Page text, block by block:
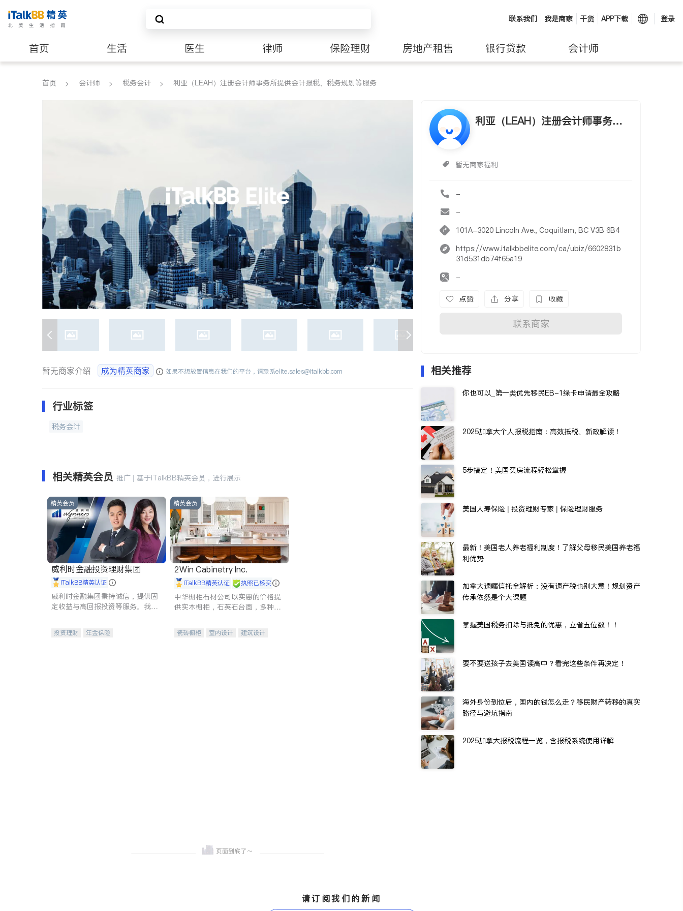
联系我们 我是商家 干货 APP下载 登录
首页 生活 医生 律师 保险理财 房地产租售 银行贷款 会计师
建筑装修
首页 会计师 税务会计 利亚（LEAH）注册会计师事务所提供会计报税、税务规划等服务
利亚（LEAH）注册会计师事务所
暂无商家福利
-
-
101A-3020 Lincoln Ave., Coquitlam, BC V3B 6B4
https://www.italkbbelite.com/ca/ubiz/6602831b
31d531db74f65a19
-
点赞 分享 收藏
联系商家
暂无商家介绍 成为精英商家 如果不想放置信息在我们的平台，请联系elite.sales@italkbb.com
行业标签
税务会计
相关精英会员 推广 | 基于iTalkBB精英会员，进行展示
精英会员
威利时金融投资理财集团
iTalkBB精英认证
威利时金融集团秉持诚信，提供固
定收益与高回报投资等服务。我们
元化组合，助力客户实现目标
投资理财
年金保险
精英会员
2Win Cabinetry Inc.
iTalkBB精英认证 执照已核实
中华橱柜石材公司以实惠的价格提
供实木橱柜，石英石台面，多种优
机。品质厨房，家的选择。
瓷砖橱柜 室内设计
建筑设计
相关推荐
你也可以_第一类优先移民EB-1绿卡申请最全攻略
2025加拿大个人报税指南：高效抵税、新政解读！
5步搞定！美国买房流程轻松掌握
美国人寿保险 | 投资理财专家 | 保险理财服务
最新！美国老人养老福利制度！了解父母移民美国养老福
利优势
加拿大遗嘱信托全解析：没有遗产税也别大意！规划资产
传承依然是个大课题
掌握美国税务扣除与抵免的优惠，立省五位数！！
要不要送孩子去美国读高中？看完这些条件再决定！
海外身份到位后，国内的钱怎么走？移民财产转移的真实
路径与避坑指南
2025加拿大报税流程一览，含报税系统使用详解
请订阅我们的新闻